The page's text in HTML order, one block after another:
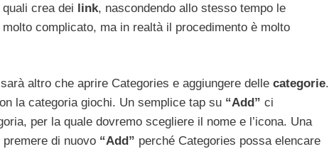
crea dei link, nascondendo allo stesso tempo le
complicato, ma in realtà il procedimento è molto
altro che aprire Categories e aggiungere delle categorie.
la categoria giochi. Un semplice tap su “Add” ci
per la quale dovremo scegliere il nome e l’icona. Una
di nuovo “Add” perché Categories possa elencare